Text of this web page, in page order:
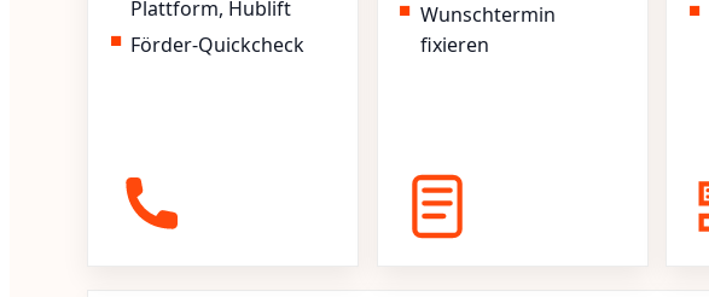
Plattform, Hublift
Förder-Quickcheck
Wunschtermin
fixieren